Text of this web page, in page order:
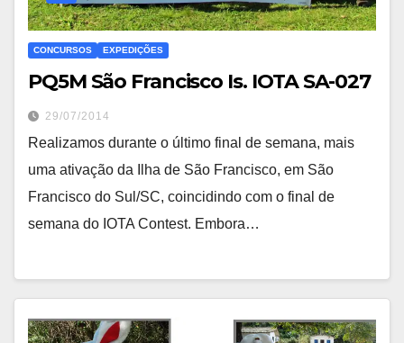
CONCURSOS EXPEDIÇÕES
PQ5M São Francisco Is. IOTA SA-027‏
29/07/2014
Realizamos durante o último final de semana, mais
uma ativação da Ilha de São Francisco, em São
Francisco do Sul/SC, coincidindo com o final de
semana do IOTA Contest. Embora…